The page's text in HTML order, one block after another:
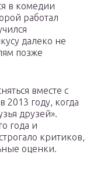
в комедии
работал
далеко не
позже
вместе с
2013 году, когда
друзей».
года и
критиков,
оценки.